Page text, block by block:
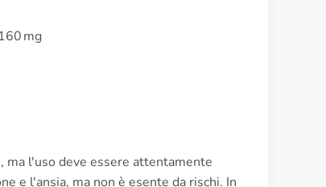
mg
ma l'uso deve essere attentamente
e l'ansia, ma non è esente da rischi. In